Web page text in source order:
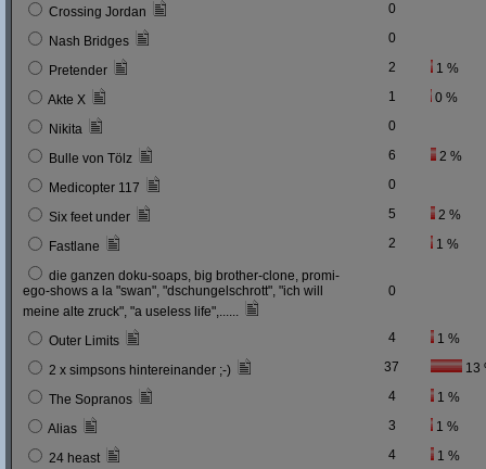
Crossing Jordan 0
Nash Bridges 0
Pretender 2 1 %
Akte X 1 0 %
Nikita 0
Bulle von Tölz 6 2 %
Medicopter 117 0
Six feet under 5 2 %
Fastlane 2 1 %
die ganzen doku-soaps, big brother-clone, promi-
ego-shows a la "swan", "dschungelschrott", "ich will
meine alte zruck", "a useless life",......
0
Outer Limits 4 1 %
2 x simpsons hintereinander ;-) 37 13
The Sopranos 4 1 %
Alias 3 1 %
24 heast 4 1 %